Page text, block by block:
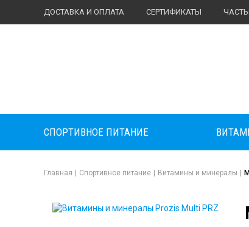
ДОСТАВКА И ОПЛАТА СЕРТИФИКАТЫ
Body
СПОРТИВНОЕ ПИТАНИЕ
Главная Спортивное питание Витамины и минералы